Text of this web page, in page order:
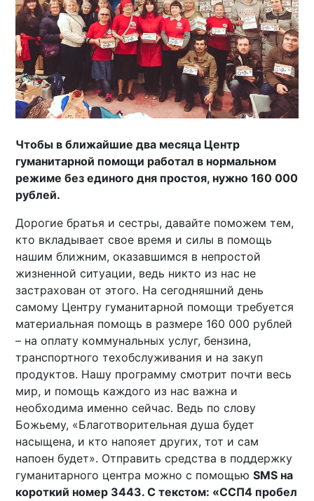
Чтобы в ближайшие два месяца Центр
гуманитарной помощи работал в нормальном
режиме без единого дня простоя, нужно 160 000
рублей.
Дорогие братья и сестры, давайте поможем тем,
кто вкладывает свое время и силы в помощь
нашим ближним, оказавшимся в непростой
жизненной ситуации, ведь никто из нас не
застрахован от этого. На сегодняшний день
самому Центру гуманитарной помощи требуется
материальная помощь в размере 160 000 рублей
– на оплату коммунальных услуг, бензина,
транспортного техобслуживания и на закуп
продуктов. Нашу программу смотрит почти весь
мир, и помощь каждого из нас важна и
необходима именно сейчас. Ведь по слову
Божьему, «Благотворительная душа будет
насыщена, и кто напояет других, тот и сам
напоен будет». Отправить средства в поддержку
гуманитарного центра можно с помощьюSMS на
короткий номер 3443. С текстом: «ССП4 пробел